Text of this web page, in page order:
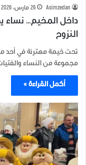
Asimzedan 26 مارس، 2026
داخل المخيم… نساء
النزوح
تحت خيمة مهترئة في أحد
مجموعة من النساء
أكمل القراءة »